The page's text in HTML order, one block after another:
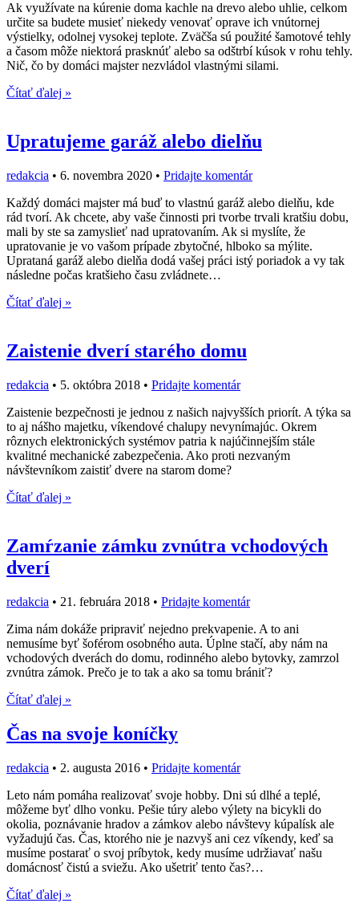
Ak využívate na kúrenie doma kachle na drevo alebo uhlie, celkom
určite sa budete musieť niekedy venovať oprave ich vnútornej
výstielky, odolnej vysokej teplote. Zväčša sú použité šamotové tehly
a časom môže niektorá prasknúť alebo sa odštrbí kúsok v rohu tehly.
Nič, čo by domáci majster nezvládol vlastnými silami.
Čítať ďalej »
Upratujeme garáž alebo dielňu
redakcia • 6. novembra 2020 • Pridajte komentár
Každý domáci majster má buď to vlastnú garáž alebo dielňu, kde
rád tvorí. Ak chcete, aby vaše činnosti pri tvorbe trvali kratšiu dobu,
mali by ste sa zamyslieť nad upratovaním. Ak si myslíte, že
upratovanie je vo vašom prípade zbytočné, hlboko sa mýlite.
Uprataná garáž alebo dielňa dodá vašej práci istý poriadok a vy tak
následne počas kratšieho času zvládnete…
Čítať ďalej »
Zaistenie dverí starého domu
redakcia • 5. októbra 2018 • Pridajte komentár
Zaistenie bezpečnosti je jednou z našich najvyšších priorít. A týka sa
to aj nášho majetku, víkendové chalupy nevynímajúc. Okrem
rôznych elektronických systémov patria k najúčinnejším stále
kvalitné mechanické zabezpečenia. Ako proti nezvaným
návštevníkom zaistiť dvere na starom dome?
Čítať ďalej »
Zamŕzanie zámku zvnútra vchodových
dverí
redakcia • 21. februára 2018 • Pridajte komentár
Zima nám dokáže pripraviť nejedno prekvapenie. A to ani
nemusíme byť šoférom osobného auta. Úplne stačí, aby nám na
vchodových dverách do domu, rodinného alebo bytovky, zamrzol
zvnútra zámok. Prečo je to tak a ako sa tomu brániť?
Čítať ďalej »
Čas na svoje koníčky
redakcia • 2. augusta 2016 • Pridajte komentár
Leto nám pomáha realizovať svoje hobby. Dni sú dlhé a teplé,
môžeme byť dlho vonku. Pešie túry alebo výlety na bicykli do
okolia, poznávanie hradov a zámkov alebo návštevy kúpalísk ale
vyžadujú čas. Čas, ktorého nie je nazvyš ani cez víkendy, keď sa
musíme postarať o svoj príbytok, kedy musíme udržiavať našu
domácnosť čistú a sviežu. Ako ušetriť tento čas?…
Čítať ďalej »